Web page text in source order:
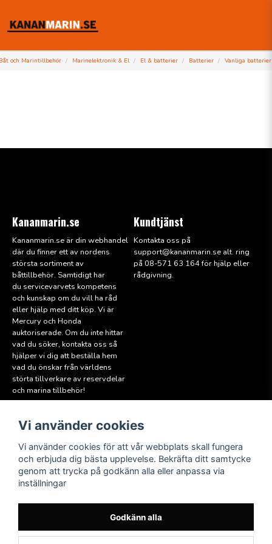
och Marintillbehör Marinelektronik & El El & batterier Batterier Vanliga batterier
Kananmarin.se
Kananmarin.se är din webhandel
där du finner ett av nordens
största sortiment av
båttillbehör. Samtidigt har
du servicevarvets kompetens
och kunskap om du vill ha råd
eller hjälp med ditt köp. Vi är
Mercury och Honda
auktoriserade. Om du inte hittar
vad du söker, kontakta oss så
hjälper vi dig att beställa hem
vad du önskar från världens
störta tillverkare av reservdelar
och marina tillbehör!
Kundtjänst
Kontakta oss på
support@kananmarin.se alt. ring
på 08-571 63 164 för hjälp eller
rådgivning.
Läs mer
Köpvillkor
Hitta till oss
Miljöpolicy
Medlem i Sweboat
Följ oss
Facebook
Instagram
Vi använder cookies
Vi använder cookies för att vår webbplats skall fungera
och erbjuda dig bästa upplevelse. Bekräfta ditt samtycke
genom att trycka på godkänn alla eller anpassa via
inställningar
Godkänn alla